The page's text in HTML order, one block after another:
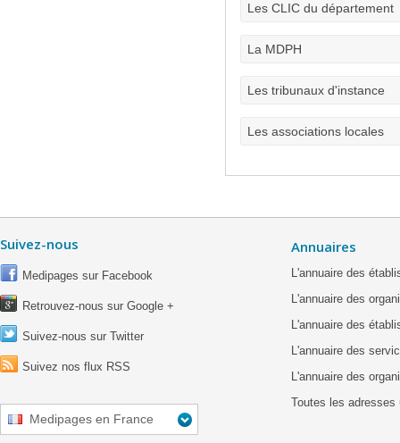
Les CLIC du département
La MDPH
Les tribunaux d'instance
Les associations locales
Suivez-nous
Medipages sur Facebook
Retrouvez-nous sur Google +
Suivez-nous sur Twitter
Suivez nos flux RSS
Medipages en France
Annuaires
L'annuaire des
L'annuaire des
L'annuaire des
L'annuaire des
L'annuaire des
Toutes les adresses